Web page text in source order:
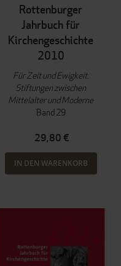
Rottenburger
Jahrbuch für
Kirchengeschichte
2010
Für Zeit und Ewigkeit.
Stiftungen zwischen
Mittelalter und Moderne
Band 29
29,80 €
IN DEN WARENKORB